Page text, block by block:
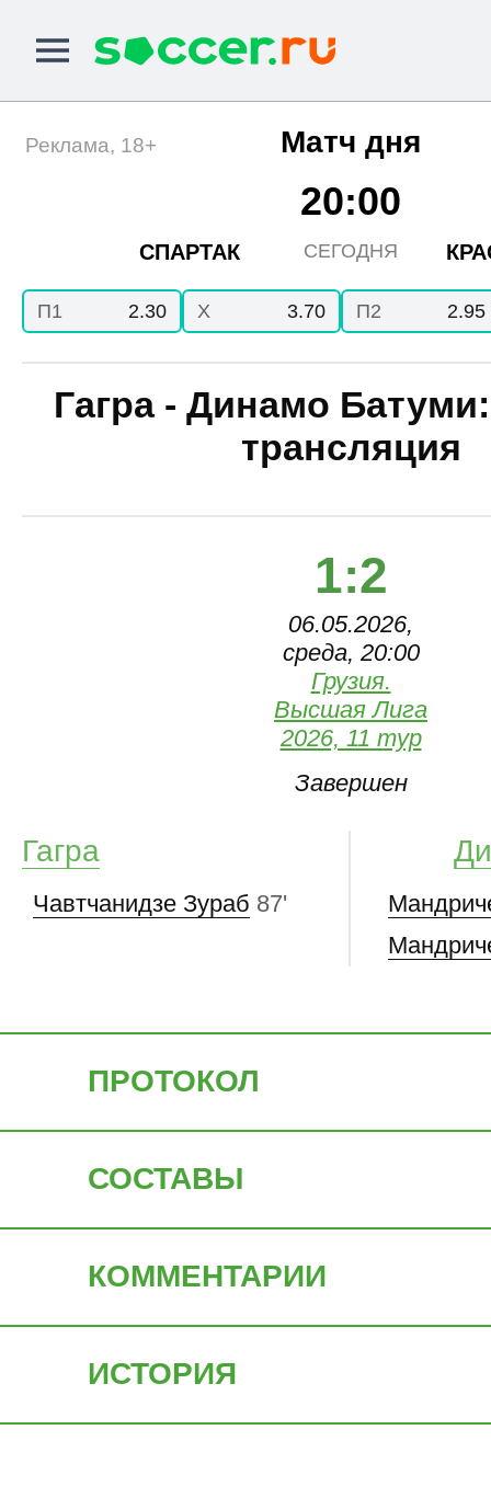
Матч дня
СПАРТАК
20:00
СЕГОДНЯ
Реклама, 18+
П1 2.30 X 3.70 П2 2.95
Гагра - Динамо
трансляция
1:2
06.05.2026,
среда, 20:00
Грузия.
Высшая Лига
2026, 11 тур
Завершен
Гагра
Чавтчанидзе Зураб 87'
ПРОТОКОЛ
СОСТАВЫ
КОММЕНТАРИИ
ИСТОРИЯ